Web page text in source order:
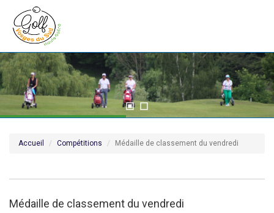
Accueil Compétitions Médaille de classement du vendredi
Médaille de classement du vendredi